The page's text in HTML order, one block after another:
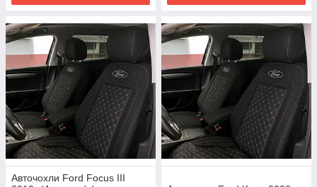
Авточохли Ford Focus III